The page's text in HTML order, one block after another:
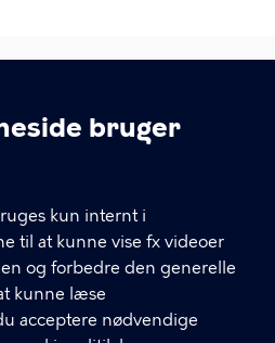
bruger
kun internt i
til at kunne vise fx videoer
og forbedre den generelle
kunne læse
acceptere nødvendige
Kommune
her